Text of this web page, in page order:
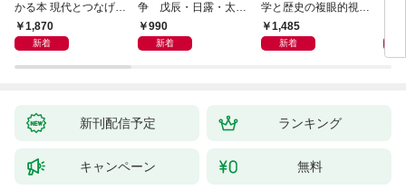
かる本 現代とつなげて
エッセンスをつかむ50
冊
1,870
新着
争 戊辰・日露・太平
洋990
新着
学と歴史の複眼的視点
から1,485
新着
新刊配信予定 ランキング
キャンペーン 無料